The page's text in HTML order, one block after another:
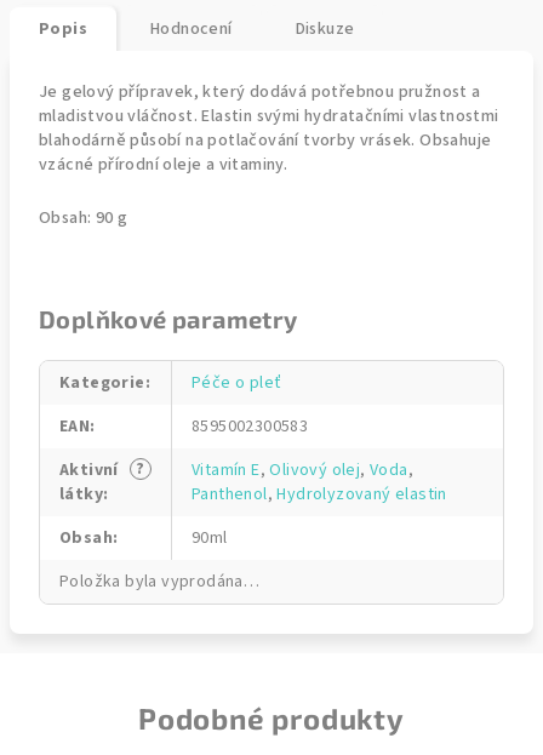
Popis Hodnocení Diskuze
Je gelový přípravek, který dodává potřebnou pružnost a
mladistvou vláčnost. Elastin svými hydratačními vlastnostmi
blahodárně působí na potlačování tvorby vrásek. Obsahuje
vzácné přírodní oleje a vitaminy.
Obsah: 90 g
Doplňkové parametry
Kategorie:
Péče o pleť
EAN:
8595002300583
?
Aktivní
látky:
Vitamín E,Olivový olej,Voda,
Panthenol,Hydrolyzovaný elastin
Obsah:
90ml
Položka byla vyprodána…
Podobné produkty